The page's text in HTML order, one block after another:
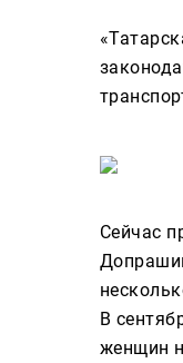
Сейчас
В
женщин